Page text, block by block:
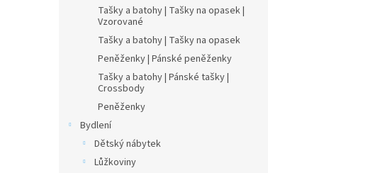
Tašky a batohy | Tašky na opasek |
Vzorované
Tašky a batohy | Tašky na opasek
Peněženky | Pánské peněženky
Tašky a batohy | Pánské tašky |
Crossbody
Peněženky
Bydlení
Dětský nábytek
Lůžkoviny